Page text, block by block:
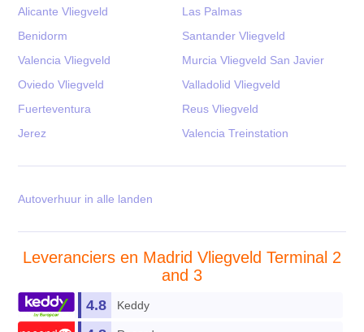
Alicante Vliegveld
Las Palmas
Benidorm
Santander Vliegveld
Valencia Vliegveld
Murcia Vliegveld San Javier
Oviedo Vliegveld
Valladolid Vliegveld
Fuerteventura
Reus Vliegveld
Jerez
Valencia Treinstation
Autoverhuur in alle landen
Leveranciers en Madrid Vliegveld Terminal 2
and 3
Keddy
4.8